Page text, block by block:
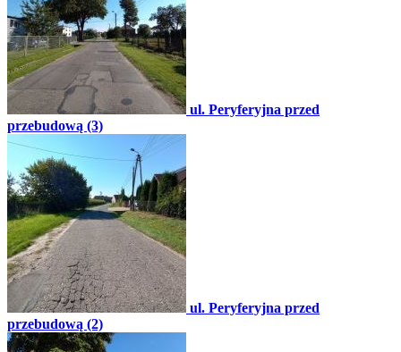
ul. Peryferyjna przed
przebudową (3)
ul. Peryferyjna przed
przebudową (2)